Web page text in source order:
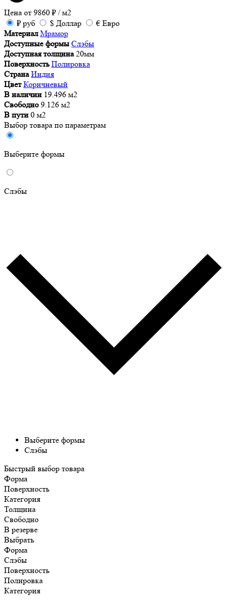
Цена от 9860 ₽ / м2
₽ руб $ Доллар € Евро
Материал Мрамор
Доступные формы Слэбы
Доступная толщина 20мм
Поверхность Полировка
Страна Индия
Цвет Коричневый
В наличии 19.496 м2
Свободно 9.126 м2
В пути 0 м2
Выбор товара по параметрам
Выберите формы
Слэбы
Выберите формы
Слэбы
Быстрый выбор товара
Форма
Поверхность
Категория
Толщина
Свободно
В резерве
Выбрать
Форма
Слэбы
Поверхность
Полировка
Категория